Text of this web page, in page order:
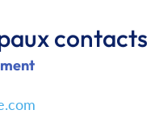
contacts